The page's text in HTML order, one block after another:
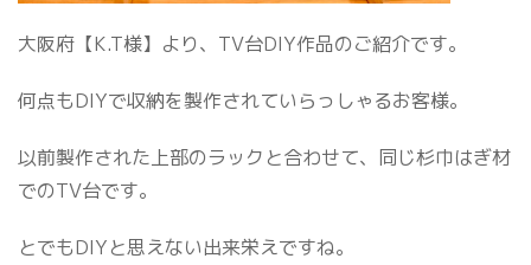
大阪府【K.T様】より、TV台DIY作品のご紹介です。
何点もDIYで収納を製作されていらっしゃるお客様。
以前製作された上部のラックと合わせて、同じ杉巾はぎ材
でのTV台です。
とでもDIYと思えない出来栄えですね。